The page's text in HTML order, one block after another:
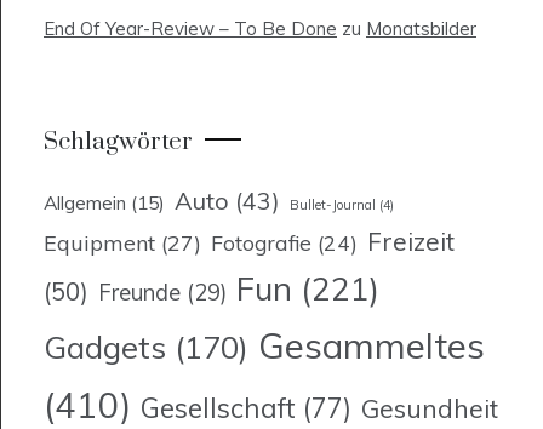
End Of Year-Review – To Be Done zu Monatsbilder
Schlagwörter
Allgemein (15) Auto (43) Bullet-Journal (4)
Equipment (27) Fotografie (24) Freizeit
(50) Freunde (29) Fun (221)
Gadgets (170) Gesammeltes
(410) Gesellschaft (77) Gesundheit